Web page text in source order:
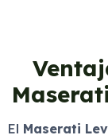
El Maserati